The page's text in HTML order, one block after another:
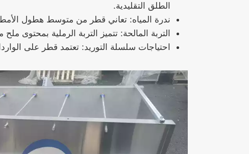
الطلق التقليدية.
ندرة المياه: تعاني قطر من متوسط ​​هطول الأمطار السنوي لأقل من 80 ملليمتر ،
التربة المالحة: تتميز التربة الرملية بمحتوى
احتياجات سلسلة التوريد: تعتمد قطر على الواردات لـ 90% من الخضروات ، ويجب على الشركات المحلية تعزيز طاقتها الإنتاجية لتلبية